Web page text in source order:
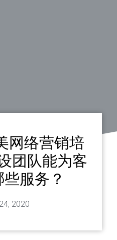
网络营销培
团队能为客
服务？
2020